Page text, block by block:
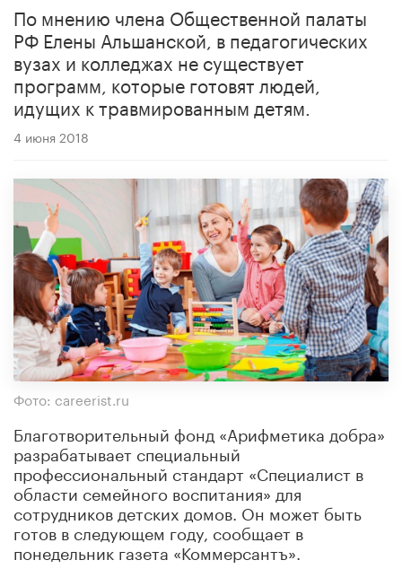
По мнению члена Общественной палаты
РФ Елены Альшанской, в педагогических
вузах и колледжах не существует
программ, которые готовят людей,
идущих к травмированным детям.
4 июня 2018
Фото: careerist.ru
Благотворительный фонд «Арифметика добра»
разрабатывает специальный
профессиональный стандарт «Специалист в
области семейного воспитания» для
сотрудников детских домов. Он может быть
готов в следующем году, сообщает в
понедельник газета «Коммерсантъ».